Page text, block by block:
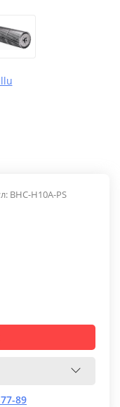
BHC-H10A-PS
89